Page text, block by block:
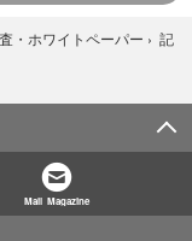
・ホワイトペーパー › 記
Mail Magazine